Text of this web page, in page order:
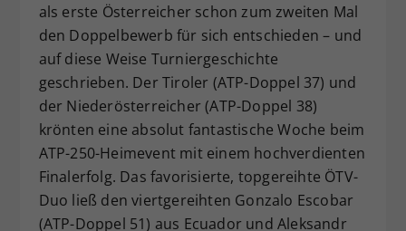
als erste Österreicher schon zum zweiten Mal
den Doppelbewerb für sich entschieden – und
auf diese Weise Turniergeschichte
geschrieben. Der Tiroler (ATP-Doppel 37) und
der Niederösterreicher (ATP-Doppel 38)
krönten eine absolut fantastische Woche beim
ATP-250-Heimevent mit einem hochverdienten
Finalerfolg. Das favorisierte, topgereihte ÖTV-
Duo ließ den viertgereihten Gonzalo Escobar
(ATP-Doppel 51) aus Ecuador und Aleksandr